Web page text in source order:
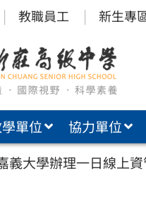
教職員工 新生專
單位 協力單位
義大學辦理一日線上資